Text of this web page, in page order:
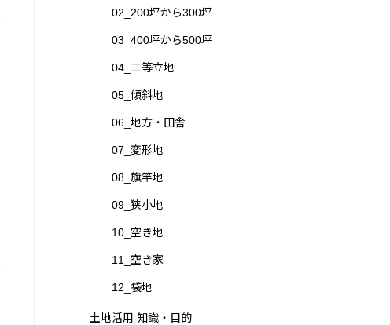
02_200坪から300坪
03_400坪から500坪
04_二等立地
05_傾斜地
06_地方・田舎
07_変形地
08_旗竿地
09_狭小地
10_空き地
11_空き家
12_袋地
土地活用 知識・目的